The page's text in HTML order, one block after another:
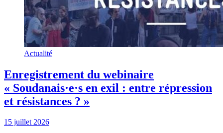
Actualité
Enregistrement du webinaire
« Soudanais·e·s en exil : entre répression
et résistances ? »
15 juillet 2026